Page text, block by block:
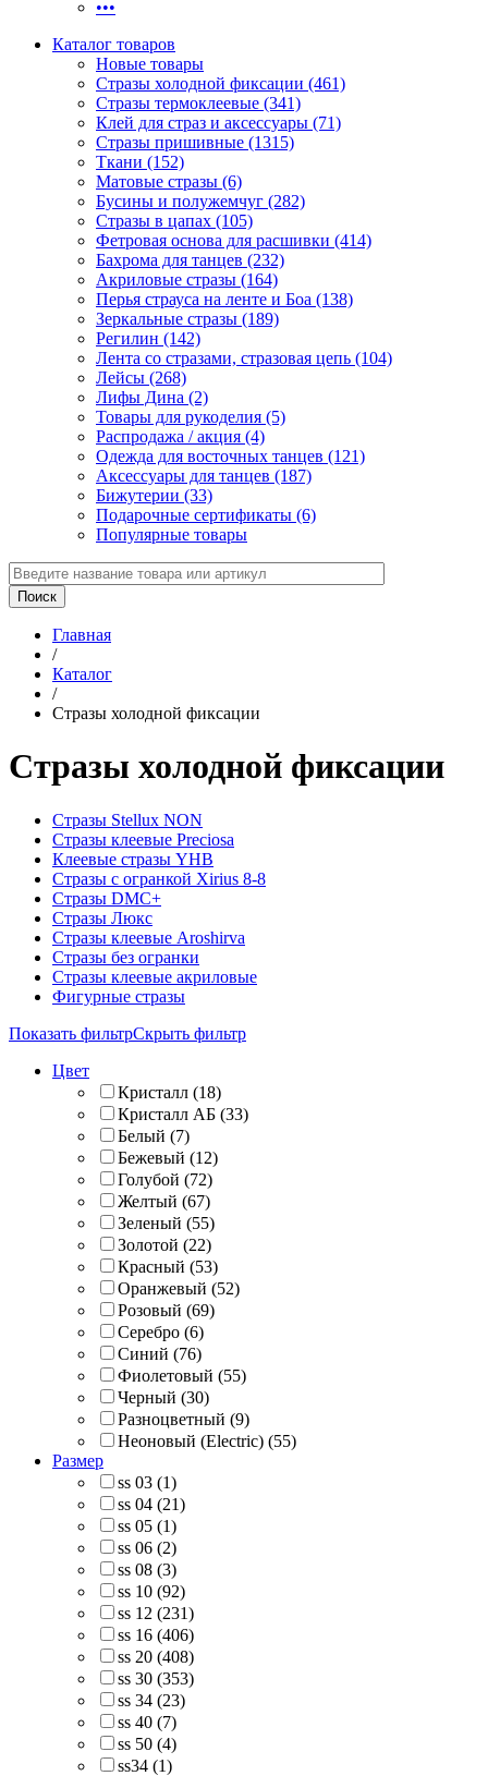
•••
Каталог товаров
Новые товары
Стразы холодной фиксации (461)
Стразы термоклеевые (341)
Клей для страз и аксессуары (71)
Стразы пришивные (1315)
Ткани (152)
Матовые стразы (6)
Бусины и полужемчуг (282)
Стразы в цапах (105)
Фетровая основа для расшивки (414)
Бахрома для танцев (232)
Акриловые стразы (164)
Перья страуса на ленте и Боа (138)
Зеркальные стразы (189)
Регилин (142)
Лента со стразами, стразовая цепь (104)
Лейсы (268)
Лифы Дина (2)
Товары для рукоделия (5)
Распродажа / акция (4)
Одежда для восточных танцев (121)
Аксессуары для танцев (187)
Бижутерии (33)
Подарочные сертификаты (6)
Популярные товары
Главная
/
Каталог
/
Стразы холодной фиксации
Стразы холодной фиксации
Стразы Stellux NON
Стразы клеевые Preciosa
Клеевые стразы YHB
Стразы с огранкой Xirius 8-8
Стразы DMC+
Стразы Люкс
Стразы клеевые Aroshirva
Стразы без огранки
Стразы клеевые акриловые
Фигурные стразы
Показать фильтрСкрыть фильтр
Цвет
Кристалл (18)
Кристалл АБ (33)
Белый (7)
Бежевый (12)
Голубой (72)
Желтый (67)
Зеленый (55)
Золотой (22)
Красный (53)
Оранжевый (52)
Розовый (69)
Серебро (6)
Синий (76)
Фиолетовый (55)
Черный (30)
Разноцветный (9)
Неоновый (Electric) (55)
Размер
ss 03 (1)
ss 04 (21)
ss 05 (1)
ss 06 (2)
ss 08 (3)
ss 10 (92)
ss 12 (231)
ss 16 (406)
ss 20 (408)
ss 30 (353)
ss 34 (23)
ss 40 (7)
ss 50 (4)
ss34 (1)